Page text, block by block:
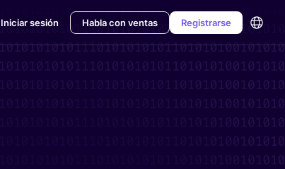
Iniciar sesión Habla con ventas Registrarse